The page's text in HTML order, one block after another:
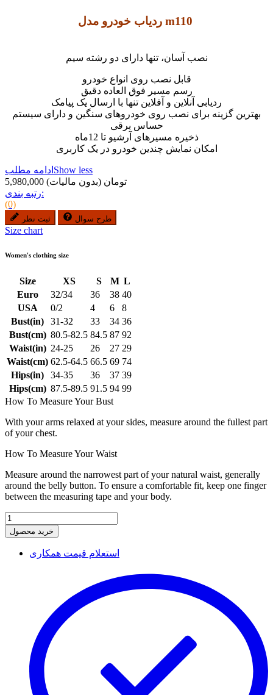
ردیاب خودرو مدل m110
نصب آسان، تنها دارای دو رشته سیم
قابل نصب روی انواع خودرو
رسم مسیر فوق العاده دقیق
ردیابی آنلاین و آفلاین تنها با ارسال یک پیامک
بهترین گزینه برای نصب روی خودروهای سنگین و دارای سیستم
حساس برقی
ذخیره مسیرهای آرشیو تا 12ماه
امکان نمایش چندین خودرو در یک کاربری
ادامه مطلب Show less
5,980,000 تومان (بدون مالیات)
رتبه بندی:
(0)
ثبت نظر طرح سوال
Size chart
Women's clothing size
Size XS S M L
Euro
32/34 36 38 40
USA
0/2 4 6
8
Bust(in)
31-32 33 34 36
Bust(cm) 80.5-82.5 84.5 87 92
Waist(in) 24-25 26 27 29
Waist(cm) 62.5-64.5 66.5 69 74
Hips(in)
34-35 36 37 39
Hips(cm) 87.5-89.5 91.5 94 99
How To Measure Your Bust
With your arms relaxed at your sides, measure around the fullest part
of your chest.
How To Measure Your Waist
Measure around the narrowest part of your natural waist, generally
around the belly button. To ensure a comfortable fit, keep one finger
between the measuring tape and your body.
خرید محصول
استعلام قیمت همکاری